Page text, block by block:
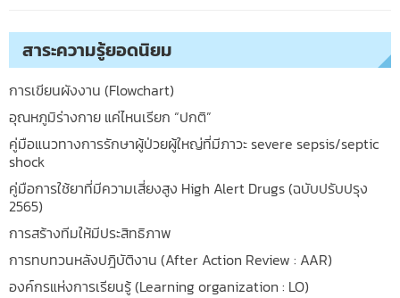
สาระความรู้ยอดนิยม
การเขียนผังงาน (Flowchart)
อุณหภูมิร่างกาย แค่ไหนเรียก “ปกติ”
คู่มือแนวทางการรักษาผู้ป่วยผู้ใหญ่ที่มีภาวะ severe sepsis/septic
shock
คู่มือการใช้ยาที่มีความเสี่ยงสูง High Alert Drugs (ฉบับปรับปรุง
2565)
การสร้างทีมให้มีประสิทธิภาพ
การทบทวนหลังปฎิบัติงาน (After Action Review : AAR)
องค์กรแห่งการเรียนรู้ (Learning organization : LO)